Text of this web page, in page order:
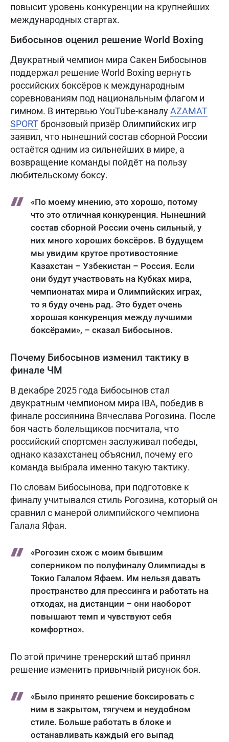
повысит уровень конкуренции на крупнейших
международных стартах.
Бибосынов оценил решение World Boxing
Двукратный чемпион мира Сакен Бибосынов
поддержал решение World Boxing вернуть
российских боксёров к международным
соревнованиям под национальным флагом и
гимном. В интервью YouTube-каналуAZAMAT
SPORTбронзовый призёр Олимпийских игр
заявил, что нынешний состав сборной России
остаётся одним из сильнейших в мире, а
возвращение команды пойдёт на пользу
любительскому боксу.
«По моему мнению, это хорошо, потому
что это отличная конкуренция. Нынешний
состав сборной России очень сильный, у
них много хороших боксёров. В будущем
мы увидим крутое противостояние
Казахстан – Узбекистан – Россия. Если
они будут участвовать на Кубках мира,
чемпионатах мира и Олимпийских играх,
то я буду очень рад. Это будет очень
хорошая конкуренция между лучшими
боксёрами», – сказал Бибосынов.
Почему Бибосынов изменил тактику в
финале ЧМ
В декабре 2025 года Бибосынов стал
двукратным чемпионом мира IBA, победив в
финале россиянина Вячеслава Рогозина. После
боя часть болельщиков посчитала, что
российский спортсмен заслуживал победы,
однако казахстанец объяснил, почему его
команда выбрала именно такую тактику.
По словам Бибосынова, при подготовке к
финалу учитывался стиль Рогозина, который он
сравнил с манерой олимпийского чемпиона
Галала Яфая.
«Рогозин схож с моим бывшим
соперником по полуфиналу Олимпиады в
Токио Галалом Яфаем. Им нельзя давать
пространство для прессинга и работать на
отходах, на дистанции – они наоборот
повышают темп и чувствуют себя
комфортно».
По этой причине тренерский штаб принял
решение изменить привычный рисунок боя.
«Было принято решение боксировать с
ним в закрытом, тягучем и неудобном
стиле. Больше работать в блоке и
останавливать каждый его выпад